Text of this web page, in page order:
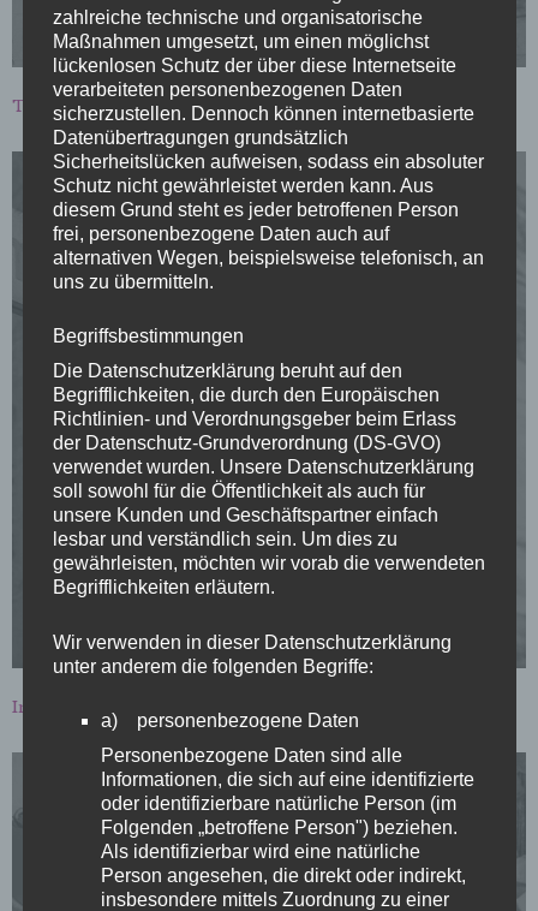
Text:Wiebke Plasse / Fotos: Wolfgang Everding
SIND NUR EIN TROPFEN AUF DEN HEISSEN STEIN“
Ein Gespräch mit Kunsthistorikerin Heike
Hollunder
über Bunker, Zivilschutz und die Angst vor dem
Krieg.
Seite 12
Interview:
zahlreiche technische und organisatorische
Maßnahmen umgesetzt, um einen möglichst
lückenlosen Schutz der über diese Internetseite
verarbeiteten personenbezogenen Daten
sicherzustellen. Dennoch können internetbasierte
Datenübertragungen grundsätzlich
Sicherheitslücken aufweisen, sodass ein absoluter
Schutz nicht gewährleistet werden kann. Aus
diesem Grund steht es jeder betroffenen Person
frei, personenbezogene Daten auch auf
alternativen Wegen, beispielsweise telefonisch, an
uns zu übermitteln.
Begriffsbestimmungen
Die Datenschutzerklärung beruht auf den
Begrifflichkeiten, die durch den Europäischen
Richtlinien- und Verordnungsgeber beim Erlass
der Datenschutz-Grundverordnung (DS-GVO)
verwendet wurden. Unsere Datenschutzerklärung
soll sowohl für die Öffentlichkeit als auch für
unsere Kunden und Geschäftspartner einfach
lesbar und verständlich sein. Um dies zu
gewährleisten, möchten wir vorab die verwendeten
Begrifflichkeiten erläutern.
Wir verwenden in dieser Datenschutzerklärung
unter anderem die folgenden Begriffe:
a) personenbezogene Daten
Personenbezogene Daten sind alle
Informationen, die sich auf eine identifizierte
oder identifizierbare natürliche Person (im
Folgenden „betroffene Person") beziehen.
Als identifizierbar wird eine natürliche
Person angesehen, die direkt oder indirekt,
insbesondere mittels Zuordnung zu einer